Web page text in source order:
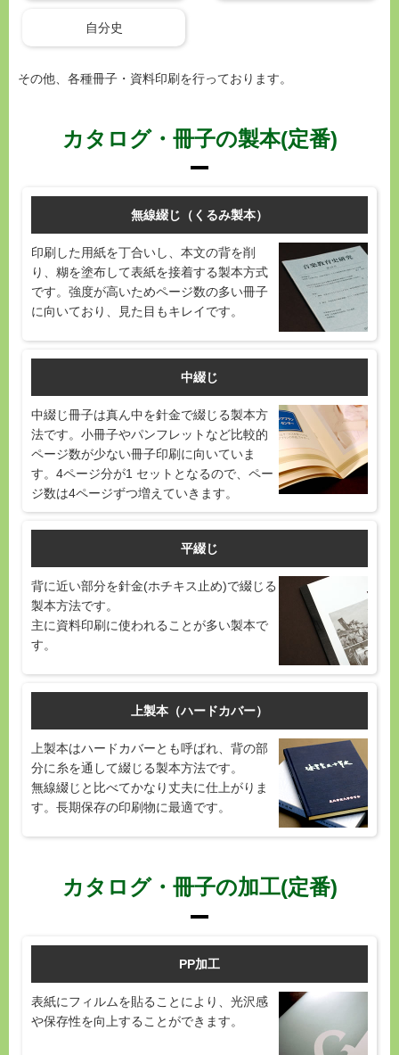
自分史
その他、各種冊子・資料印刷を行っております。
カタログ・冊子の製本(定番)
無線綴じ（くるみ製本）
印刷した用紙を丁合いし、本文の背を削
り、糊を塗布して表紙を接着する製本方式
です。強度が高いためページ数の多い冊子
に向いており、見た目もキレイです。
中綴じ
中綴じ冊子は真ん中を針金で綴じる製本方
法です。小冊子やパンフレットなど比較的
ページ数が少ない冊子印刷に向いていま
す。4ページ分が1 セットとなるので、ペー
ジ数は4ページずつ増えていきます。
平綴じ
背に近い部分を針金(ホチキス止め)で綴じる
製本方法です。
主に資料印刷に使われることが多い製本で
す。
上製本（ハードカバー）
上製本はハードカバーとも呼ばれ、背の部
分に糸を通して綴じる製本方法です。
無線綴じと比べてかなり丈夫に仕上がりま
す。長期保存の印刷物に最適です。
カタログ・冊子の加工(定番)
PP加工
表紙にフィルムを貼ることにより、光沢感
や保存性を向上することができます。